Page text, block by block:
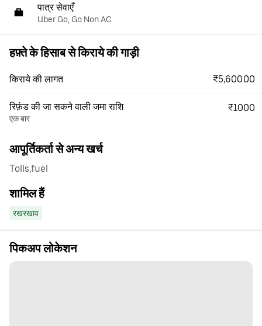
पात्र सेवाएँ
Uber Go, Go Non AC
हफ़्ते के हिसाब से किराये की गाड़ी
किराये की लागत ₹5,600.00
रिफ़ंड की जा सकने वाली जमा राशि
एक बार
₹1000
आपूर्तिकर्ता से अन्य खर्च
Tolls,fuel
शामिल हैं
रखरखाव
पिकअप लोकेशन